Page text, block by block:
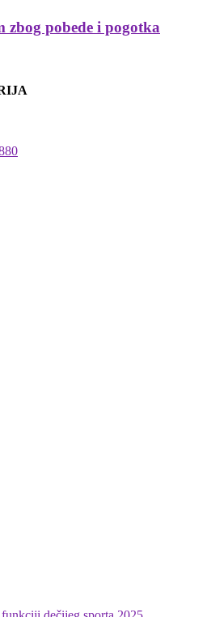
zbog pobede i pogotka